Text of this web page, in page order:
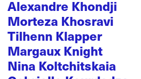
Alexandre Khondji
Morteza Khosravi
Tilhenn Klapper
Margaux Knight
Nina Koltchitskaia